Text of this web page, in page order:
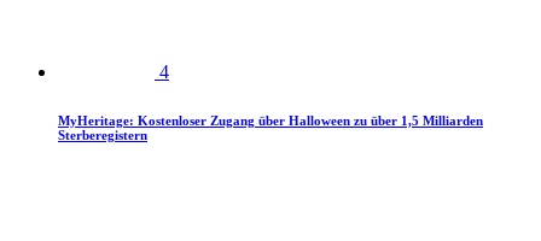
4
MyHeritage: Kostenloser Zugang über Halloween zu über 1,5 Milliarden
Sterberegistern